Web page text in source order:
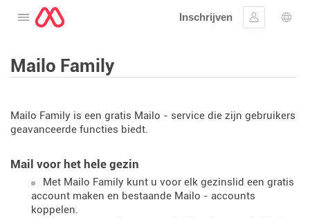
Open het menu
Inschrijven
Aanmelden
Taal
Mailo Family
Mailo Family is een gratis Mailo - service die zijn gebruikers
geavanceerde functies biedt.
Mail voor het hele gezin
Met Mailo Family kunt u voor elk gezinslid een gratis
account maken en bestaande Mailo - accounts
koppelen.